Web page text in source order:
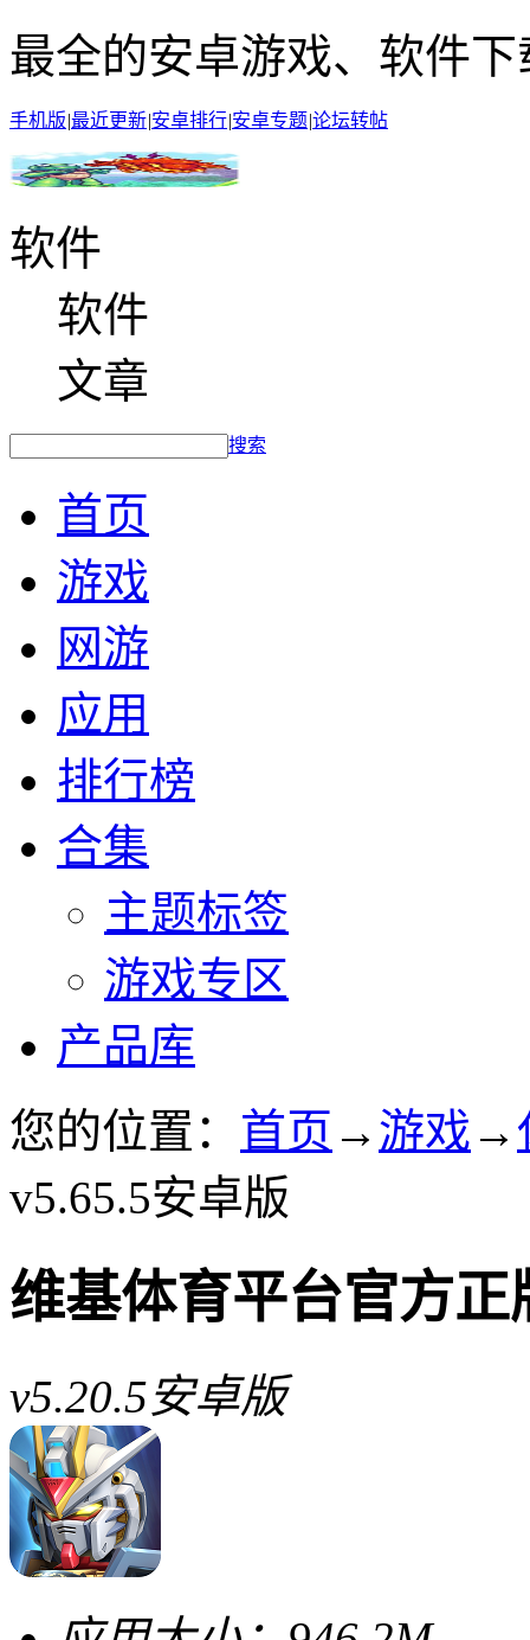
最全的安卓游戏、软件下
手机版|最近更新|安卓排行|安卓专题|论坛转帖
软件
软件
文章
搜索
首页
游戏
网游
应用
排行榜
合集
主题标签
游戏专区
产品库
您的位置： 首页 → 游戏 →
v5.65.5安卓版
维基体育平台官方正
v5.20.5安卓版